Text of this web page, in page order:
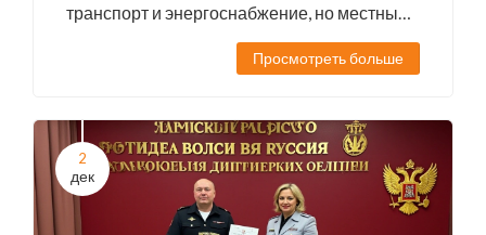
транспорт и энергоснабжение, но местные
жители привыкли жить в условиях, где
холод — не исключение, а норма.Просмотреть больше
2
дек